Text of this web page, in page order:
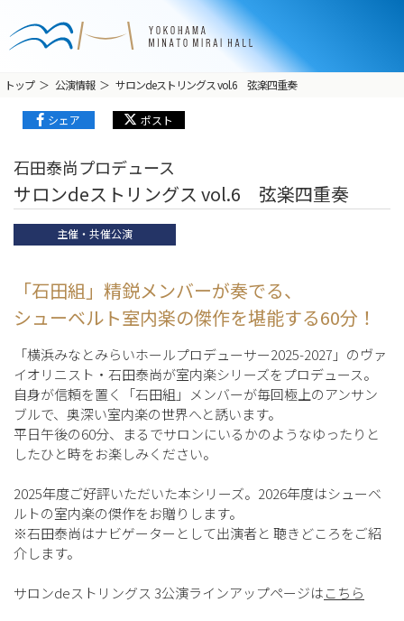
トップ 公演情報 サロンdeストリングス vol.6 弦楽四重奏
シェア ポスト
石田泰尚プロデュース
サロンdeストリングス vol.6 弦楽四重奏
主催・共催公演
「石田組」精鋭メンバーが奏でる、
シューベルト室内楽の傑作を堪能する60分！
「横浜みなとみらいホールプロデューサー2025-2027」のヴァ
イオリニスト・石田泰尚が室内楽シリーズをプロデュース。
自身が信頼を置く「石田組」メンバーが毎回極上のアンサン
ブルで、奥深い室内楽の世界へと誘います。
平日午後の60分、まるでサロンにいるかのようなゆったりと
したひと時をお楽しみください。
2025年度ご好評いただいた本シリーズ。2026年度はシューベ
ルトの室内楽の傑作をお贈りします。
※石田泰尚はナビゲーターとして出演者と 聴きどころをご紹
介します。
サロンdeストリングス 3公演ラインアップページはこちら